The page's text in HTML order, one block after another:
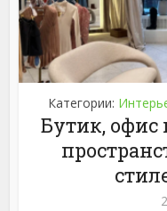
Категории:
Бутик, офис